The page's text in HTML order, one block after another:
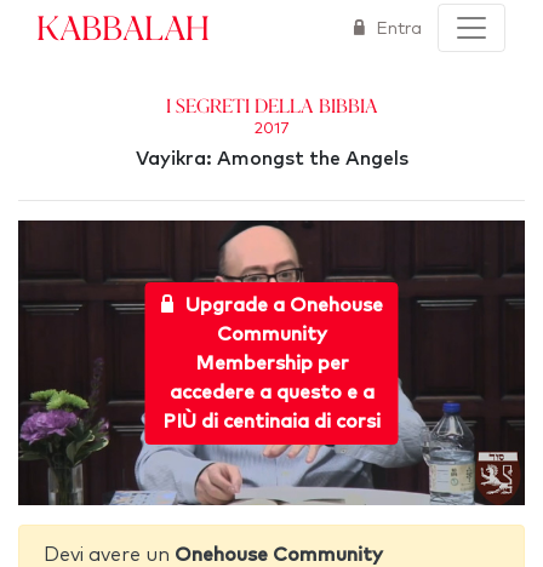
Kabbalah Entra
I segreti della Bibbia
2017
Vayikra: Amongst the Angels
Upgrade a Onehouse
Community
Membership per
accedere a questo e a
PIÙ di centinaia di corsi
Devi avere un Onehouse Community